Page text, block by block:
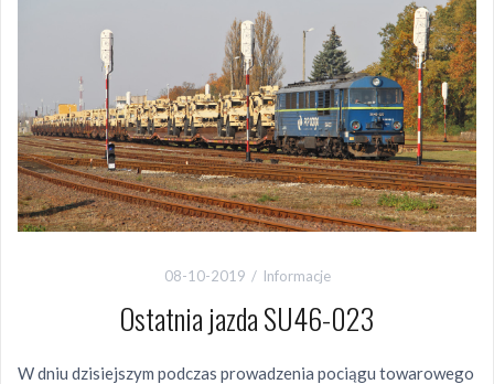
08-10-2019 Informacje
Ostatnia jazda SU46-023
W dniu dzisiejszym podczas prowadzenia pociągu towarowego